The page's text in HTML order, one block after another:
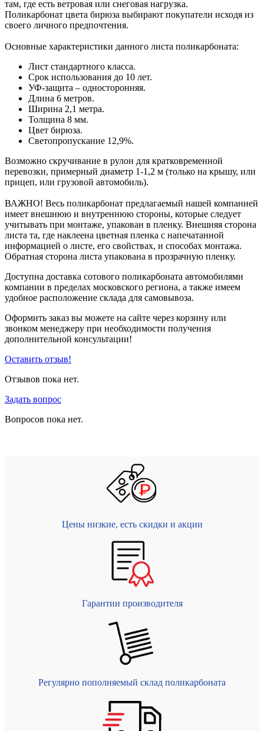
там, где есть ветровая или снеговая нагрузка.
Поликарбонат цвета бирюза выбирают покупатели исходя из
своего личного предпочтения.
Основные характеристики данного листа поликарбоната:
Лист стандартного класса.
Срок использования до 10 лет.
УФ-защита – односторонняя.
Длина 6 метров.
Ширина 2,1 метра.
Толщина 8 мм.
Цвет бирюза.
Светопропускание 12,9%.
Возможно скручивание в рулон для кратковременной
перевозки, примерный диаметр 1-1,2 м (только на крышу, или
прицеп, или грузовой автомобиль).
ВАЖНО! Весь поликарбонат предлагаемый нашей компанией
имеет внешнюю и внутреннюю стороны, которые следует
учитывать при монтаже, упакован в пленку. Внешняя сторона
листа та, где наклеена цветная пленка с напечатанной
информацией о листе, его свойствах, и способах монтажа.
Обратная сторона листа упакована в прозрачную пленку.
Доступна доставка сотового поликарбоната автомобилями
компании в пределах московского региона, а также имеем
удобное расположение склада для самовывоза.
Оформить заказ вы можете на сайте через корзину или
звонком менеджеру при необходимости получения
дополнительной консультации!
Оставить отзыв!
Отзывов пока нет.
Задать вопрос
Вопросов пока нет.
Цены низкие, есть скидки и акции
Гарантии производителя
Регулярно пополняемый склад поликарбоната